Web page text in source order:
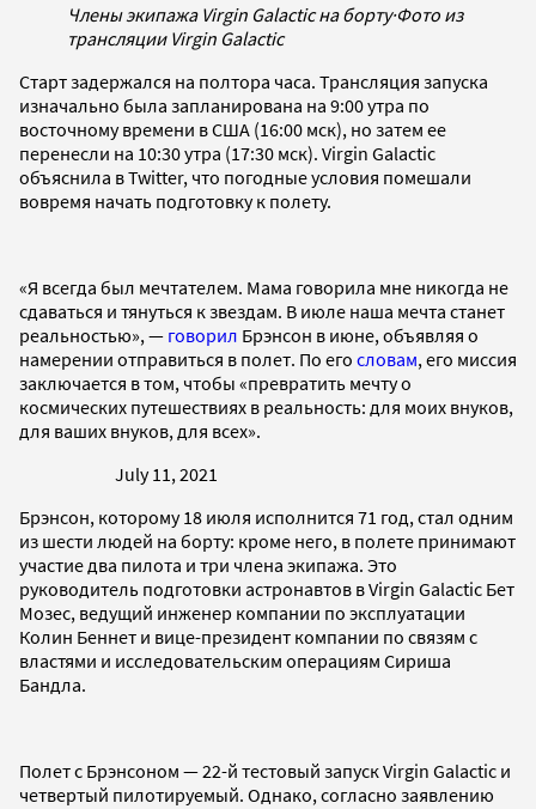
Члены экипажа Virgin Galactic на борту·Фото из
трансляции Virgin Galactic
Старт задержался на полтора часа. Трансляция запуска
изначально была запланирована на 9:00 утра по
восточному времени в США (16:00 мск), но затем ее
перенесли на 10:30 утра (17:30 мск). Virgin Galactic
объяснила в Twitter, что погодные условия помешали
вовремя начать подготовку к полету.
«Я всегда был мечтателем. Мама говорила мне никогда не
сдаваться и тянуться к звездам. В июле наша мечта станет
реальностью», — говорил Брэнсон в июне, объявляя о
намерении отправиться в полет. По его словам, его миссия
заключается в том, чтобы «превратить мечту о
космических путешествиях в реальность: для моих внуков,
для ваших внуков, для всех».
July 11, 2021
Брэнсон, которому 18 июля исполнится 71 год, стал одним
из шести людей на борту: кроме него, в полете принимают
участие два пилота и три члена экипажа. Это
руководитель подготовки астронавтов в Virgin Galactic Бет
Мозес, ведущий инженер компании по эксплуатации
Колин Беннет и вице-президент компании по связям с
властями и исследовательским операциям Сириша
Бандла.
Полет с Брэнсоном — 22-й тестовый запуск Virgin Galactic и
четвертый пилотируемый. Однако, согласно заявлению